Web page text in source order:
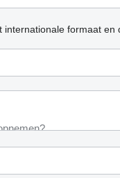
formaat en